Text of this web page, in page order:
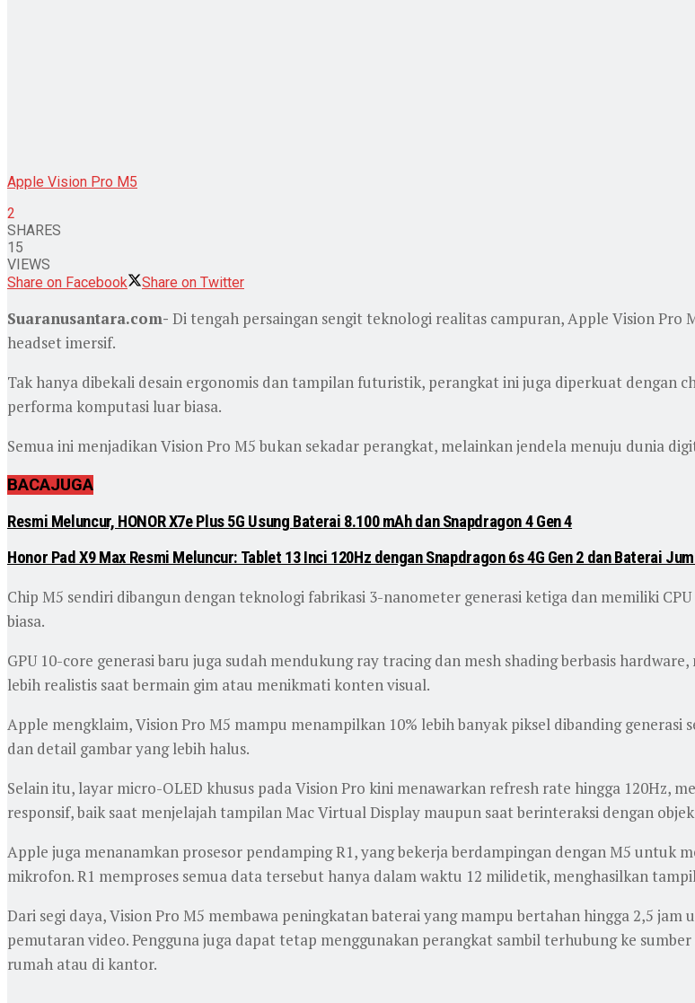
Apple Vision Pro M5
2
SHARES
15
VIEWS
Share on Facebook
Share on Twitter
Suaranusantara.com- Di tengah persaingan sengit teknologi realitas campuran, Apple Vision Pro
headset imersif.
Tak hanya dibekali desain ergonomis dan tampilan futuristik, perangkat ini juga diperkuat dengan
performa komputasi luar biasa.
Semua ini menjadikan Vision Pro M5 bukan sekadar perangkat, melainkan jendela menuju dunia
BACAJUGA
Resmi Meluncur, HONOR X7e Plus 5G Usung Baterai 8.100 mAh dan Snapdragon 4 Gen 4
Honor Pad X9 Max Resmi Meluncur: Tablet 13 Inci 120Hz dengan Snapdragon 6s 4G Gen 2 dan Baterai
Chip M5 sendiri dibangun dengan teknologi fabrikasi 3-nanometer generasi ketiga dan memiliki
biasa.
GPU 10-core generasi baru juga sudah mendukung ray tracing dan mesh shading berbasis
lebih realistis saat bermain gim atau menikmati konten visual.
Apple mengklaim, Vision Pro M5 mampu menampilkan 10% lebih banyak piksel dibanding generasi
dan detail gambar yang lebih halus.
Selain itu, layar micro-OLED khusus pada Vision Pro kini menawarkan refresh rate hingga 120Hz,
responsif, baik saat menjelajah tampilan Mac Virtual Display maupun saat berinteraksi dengan
Apple juga menanamkan prosesor pendamping R1, yang bekerja berdampingan dengan M5 untuk
mikrofon. R1 memproses semua data tersebut hanya dalam waktu 12 milidetik, menghasilkan
Dari segi daya, Vision Pro M5 membawa peningkatan baterai yang mampu bertahan hingga 2,5
pemutaran video. Pengguna juga dapat tetap menggunakan perangkat sambil terhubung ke
rumah atau di kantor.